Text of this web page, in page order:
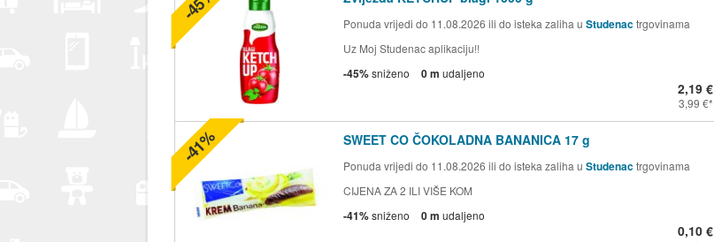
Ponuda vrijedi do 11.08.2026 ili do isteka zaliha u Studenactrgovinama
Uz Moj Studenac aplikaciju!!
-45%sniženo 0 m udaljeno
2,19 €
3,99 €
SWEET CO ČOKOLADNA BANANICA 17 g
Ponuda vrijedi do 11.08.2026 ili do isteka zaliha u Studenactrgovinama
CIJENA ZA 2 ILI VIŠE KOM
-41%sniženo 0 m udaljeno
0,10 €
-41%